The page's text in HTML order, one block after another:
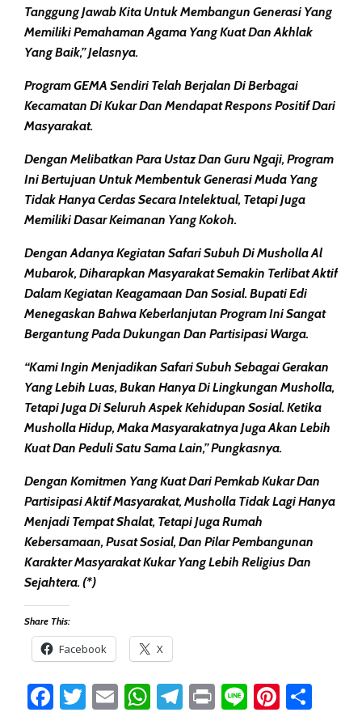
Tanggung Jawab Kita Untuk Membangun Generasi Yang
Memiliki Pemahaman Agama Yang Kuat Dan Akhlak
Yang Baik,” Jelasnya.
Program GEMA Sendiri Telah Berjalan Di Berbagai
Kecamatan Di Kukar Dan Mendapat Respons Positif Dari
Masyarakat.
Dengan Melibatkan Para Ustaz Dan Guru Ngaji, Program
Ini Bertujuan Untuk Membentuk Generasi Muda Yang
Tidak Hanya Cerdas Secara Intelektual, Tetapi Juga
Memiliki Dasar Keimanan Yang Kokoh.
Dengan Adanya Kegiatan Safari Subuh Di Musholla Al
Mubarok, Diharapkan Masyarakat Semakin Terlibat Aktif
Dalam Kegiatan Keagamaan Dan Sosial. Bupati Edi
Menegaskan Bahwa Keberlanjutan Program Ini Sangat
Bergantung Pada Dukungan Dan Partisipasi Warga.
“Kami Ingin Menjadikan Safari Subuh Sebagai Gerakan
Yang Lebih Luas, Bukan Hanya Di Lingkungan Musholla,
Tetapi Juga Di Seluruh Aspek Kehidupan Sosial. Ketika
Musholla Hidup, Maka Masyarakatnya Juga Akan Lebih
Kuat Dan Peduli Satu Sama Lain,” Pungkasnya.
Dengan Komitmen Yang Kuat Dari Pemkab Kukar Dan
Partisipasi Aktif Masyarakat, Musholla Tidak Lagi Hanya
Menjadi Tempat Shalat, Tetapi Juga Rumah
Kebersamaan, Pusat Sosial, Dan Pilar Pembangunan
Karakter Masyarakat Kukar Yang Lebih Religius Dan
Sejahtera. (*)
Share This:
Facebook X
Facebook
Twitter
EmailWhatsApp
Telegram
PrintLine